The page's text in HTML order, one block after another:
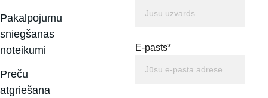
E-pasts*
Pakalpojumu
sniegšanas
noteikumi
Preču
atgriešana